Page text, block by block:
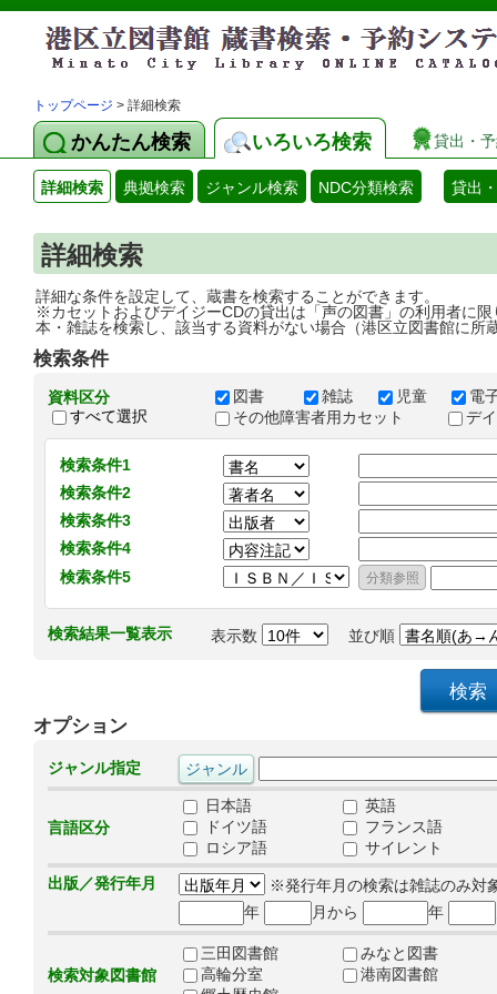
トップページ > 詳細検索
かんたん検索 いろいろ検索 貸出・
詳細検索 典拠検索 ジャンル検索 NDC分類検索 貸出
詳細検索
詳細な条件を設定して、蔵書を検索することができます。
※カセットおよびデイジーCDの貸出は「声の図書」の利用者に限
本・雑誌を検索し、該当する資料がない場合（港区立図書館に所
検索条件
資料区分
すべて選択
図書 雑誌 児童
電
その他障害者用カセット
デ
検索条件1
検索条件2
検索条件3
検索条件4
検索条件5
検索結果一覧表示 表示数 並び順
オプション
ジャンル指定
言語区分
日本語
英語
ドイツ語
フランス語
ロシア語
サイレント
出版／発行年月
※発行年月の検索は雑誌のみ対
年
月から 年
検索対象図書館
三田図書館
みなと図書
高輪分室
港南図書館